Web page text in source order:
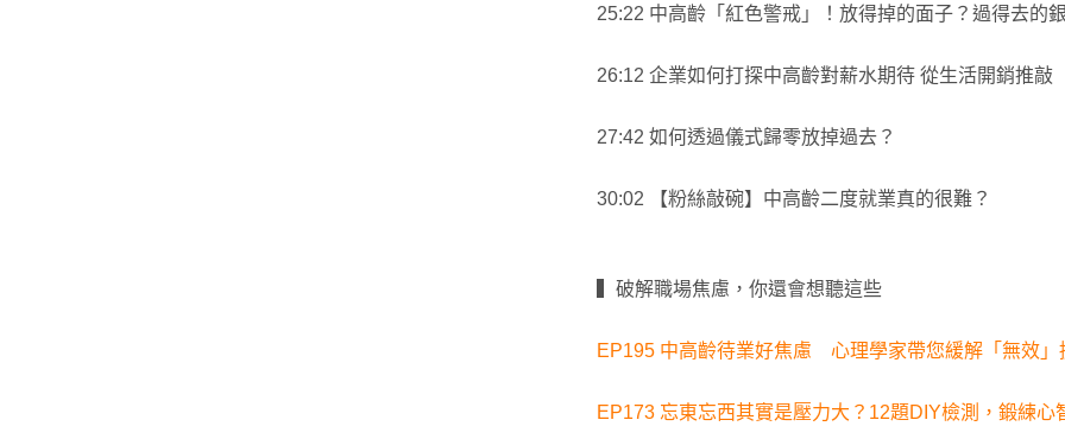
25:22 中高齡「紅色警戒」！放得掉的面子？過得去的
26:12 企業如何打探中高齡對薪水期待 從生活開銷推敲
27:42 如何透過儀式歸零放掉過去？
30:02 【粉絲敲碗】中高齡二度就業真的很難？
▍破解職場焦慮，你還會想聽這些
EP195 中高齡待業好焦慮 心理學家帶您緩解「無效」
EP173 忘東忘西其實是壓力大？12題DIY檢測，鍛練心